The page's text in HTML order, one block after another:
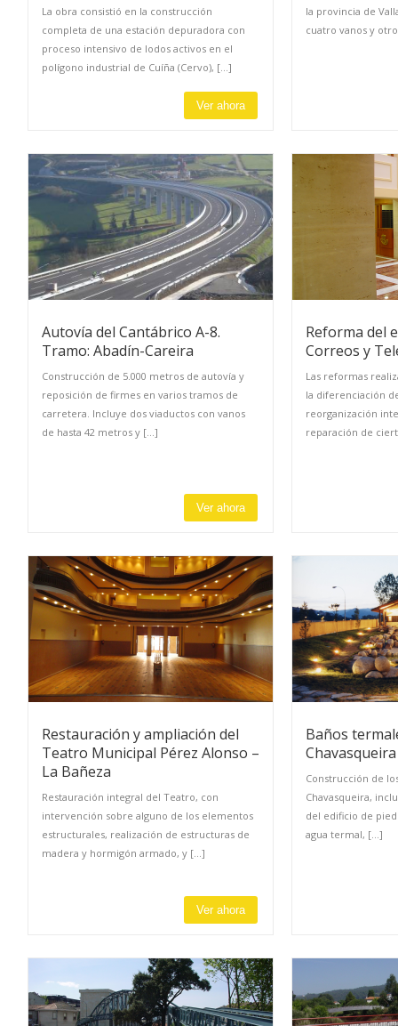
La obra consistió en la construcción
completa de una estación depuradora con
proceso intensivo de lodos activos en el
polígono industrial de Cuíña (Cervo), [...]
Ver ahora
la provincia de
cuatro vanos y
Autovía del Cantábrico A-8.
Tramo: Abadín-Careira
Construcción de 5.000 metros de autovía y
reposición de firmes en varios tramos de
carretera. Incluye dos viaductos con vanos
de hasta 42 metros y [...]
Ver ahora
Reforma del
Correos y
Las reformas
la diferenciación
reorganización
reparación de
Restauración y ampliación del
Teatro Municipal Pérez Alonso –
La Bañeza
Restauración integral del Teatro, con
intervención sobre alguno de los elementos
estructurales, realización de estructuras de
madera y hormigón armado, y [...]
Ver ahora
Baños
Construcción de
Chavasqueira,
del edificio de
agua termal, [...]